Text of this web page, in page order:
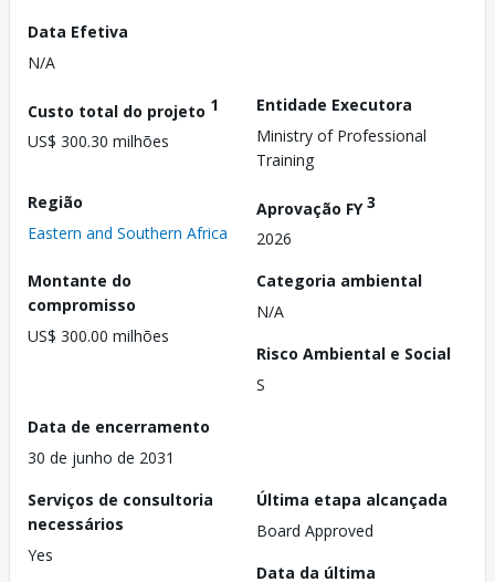
Data Efetiva
N/A
Custo total do projeto 1
US$ 300.30 milhões
Entidade Executora
Ministry of Professional
Training
Região
Eastern and Southern Africa
Aprovação FY3
2026
Montante do
compromisso
US$ 300.00 milhões
Categoria ambiental
N/A
Risco Ambiental e Social
S
Data de encerramento
30 de junho de 2031
Serviços de consultoria
necessários
Yes
Última etapa alcançada
Board Approved
Data da última